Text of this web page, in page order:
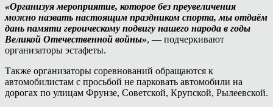
«Организуя мероприятие, которое без преувеличения
можно назвать настоящим праздником спорта, мы отдаём
дань памяти героическому подвигу нашего народа в годы
Великой Отечественной войны», — подчеркивают
организаторы эстафеты.
Также организаторы соревнований обращаются к
автомобилистам с просьбой не парковать автомобили на
дорогах по улицам Фрунзе, Советской, Крупской, Рылеевской.